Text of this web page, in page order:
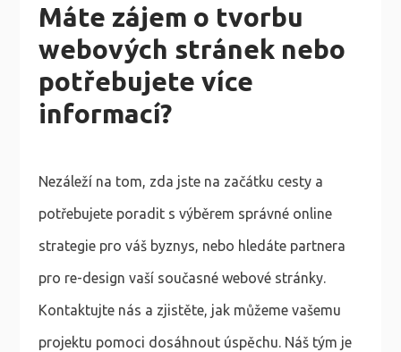
Máte zájem o tvorbu
webových stránek nebo
potřebujete více
informací?
Nezáleží na tom, zda jste na začátku cesty a
potřebujete poradit s výběrem správné online
strategie pro váš byznys, nebo hledáte partnera
pro re-design vaší současné webové stránky.
Kontaktujte nás a zjistěte, jak můžeme vašemu
projektu pomoci dosáhnout úspěchu. Náš tým je